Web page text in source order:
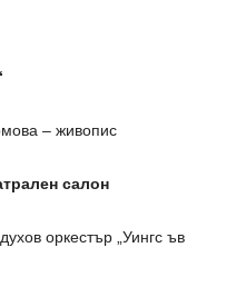
– живопис
салон
оркестър „Уингс ъв